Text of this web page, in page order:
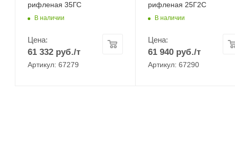
рифленая 35ГС
В наличии
Цена:
61 332 руб./т
Артикул: 67279
рифленая 25Г2С
В наличии
Цена:
61 940руб./т
Артикул: 67290